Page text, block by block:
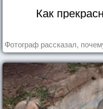
Как
Фотограф рассказал,